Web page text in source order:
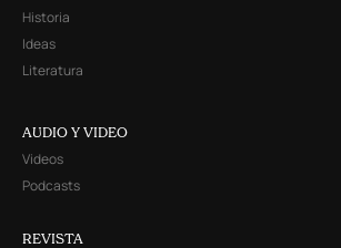
Historia
Ideas
Literatura
AUDIO Y VIDEO
Videos
Podcasts
REVISTA